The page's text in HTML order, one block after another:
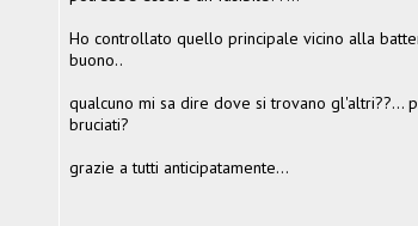
Ho controllato quello principale vicino alla
buono..
qualcuno mi sa dire dove si trovano gl'altri??...
bruciati?
grazie a tutti anticipatamente...